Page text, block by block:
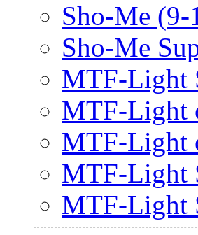
Sho-Me (9-
Sho-Me
MTF-Light
MTF-Light
MTF-Light
MTF-Light
MTF-Light